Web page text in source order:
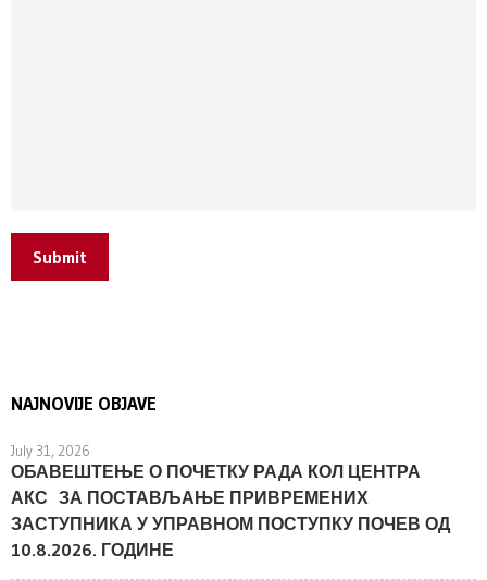
Submit
NAJNOVIJE OBJAVE
July 31, 2026
ОБАВЕШТЕЊЕ О ПОЧЕТКУ РАДА КОЛ ЦЕНТРА
АКС ЗА ПОСТАВЉАЊЕ ПРИВРЕМЕНИХ
ЗАСТУПНИКА У УПРАВНОМ ПОСТУПКУ ПОЧЕВ ОД
10.8.2026. ГОДИНЕ